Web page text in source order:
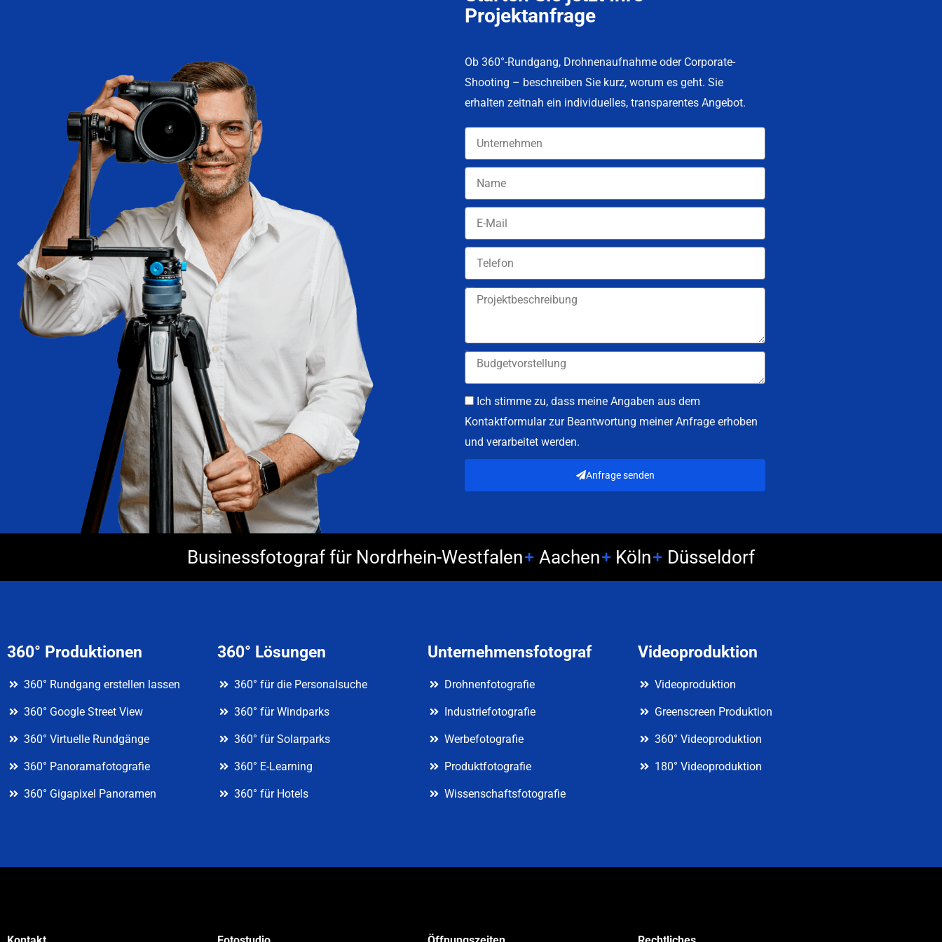
Projektanfrage
Ob 360°-Rundgang, Drohnenaufnahme oder Corporate-
Shooting – beschreiben Sie kurz, worum es geht. Sie
erhalten zeitnah ein individuelles, transparentes Angebot.
Ich stimme zu, dass meine Angaben aus dem
Kontaktformular zur Beantwortung meiner Anfrage erhoben
und verarbeitet werden.
Anfrage senden
Businessfotograf für Nordrhein-Westfalen Aachen Köln Düsseldorf
360° Produktionen
360° Rundgang erstellen lassen
360° Google Street View
360° Virtuelle Rundgänge
360° Panoramafotografie
360° Gigapixel Panoramen
360° Lösungen
360° für die Personalsuche
360° für Windparks
360° für Solarparks
360° E-Learning
360° für Hotels
Unternehmensfotograf
Drohnenfotografie
Industriefotografie
Werbefotografie
Produktfotografie
Wissenschaftsfotografie
Videoproduktion
Videoproduktion
Greenscreen Produktion
360° Videoproduktion
180° Videoproduktion